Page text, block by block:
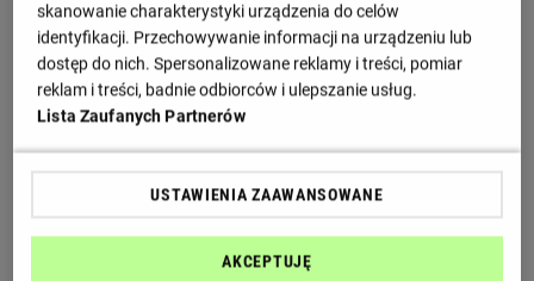
Wielka impreza siatkarska wraca do Polski!
Czekaliśmy na to osiem lat
Rosja wraca, ale do Polski nie przyleci.
skanowanie charakterystyki urządzenia do celów
identyfikacji. Przechowywanie informacji na urządzeniu lub
dostęp do nich. Spersonalizowane reklamy i treści, pomiar
reklam i treści, badnie odbiorców i ulepszanie usług.
Lista Zaufanych Partnerów
USTAWIENIA ZAAWANSOWANE
AKCEPTUJĘ